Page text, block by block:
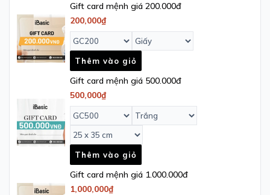
Gift card mệnh giá 200.000đ
200,000₫
Thêm vào giỏ
Gift card mệnh giá 500.000đ
500,000₫
Thêm vào giỏ
Gift card mệnh giá 1.000.000đ
1,000,000₫